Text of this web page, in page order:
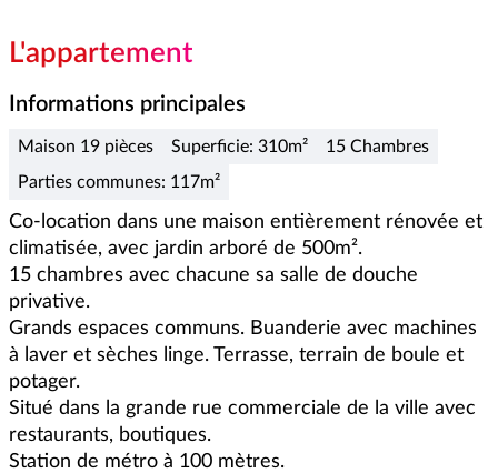
L'appartement
Informations principales
Maison 19 pièces Superficie: 310m²
15 Chambres
Parties communes: 117m²
Co-location dans une maison entièrement rénovée et
climatisée, avec jardin arboré de 500m².
15 chambres avec chacune sa salle de douche
privative.
Grands espaces communs. Buanderie avec machines
à laver et sèches linge. Terrasse, terrain de boule et
potager.
Situé dans la grande rue commerciale de la ville avec
restaurants, boutiques.
Station de métro à 100 mètres.